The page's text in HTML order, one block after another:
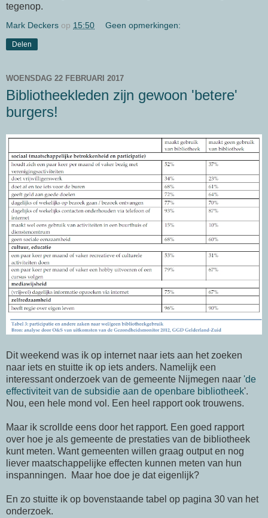
tegenop.
Mark Deckers op 15:50 Geen opmerkingen:
Delen
WOENSDAG 22 FEBRUARI 2017
Bibliotheekleden zijn gewoon 'betere'
burgers!
Dit weekend was ik op internet naar iets aan het zoeken
naar iets en stuitte ik op iets anders. Namelijk een
interessant onderzoek van de gemeente Nijmegen naar 'de
effectiviteit van de subsidie aan de openbare bibliotheek'.
Nou, een hele mond vol. Een heel rapport ook trouwens.
Maar ik scrollde eens door het rapport. Een goed rapport
over hoe je als gemeente de prestaties van de bibliotheek
kunt meten. Want gemeenten willen graag output en nog
liever maatschappelijke effecten kunnen meten van hun
inspanningen. Maar hoe doe je dat eigenlijk?
En zo stuitte ik op bovenstaande tabel op pagina 30 van het
onderzoek.